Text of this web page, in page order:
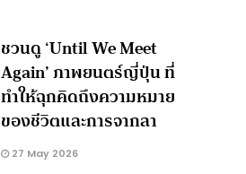
ชวนดู ‘Until We Meet
Again’ ภาพยนตร์ญี่ปุ่น ที่
ทำให้ฉุกคิดถึงความหมาย
ของชีวิตและการจากลา
27 May 2026